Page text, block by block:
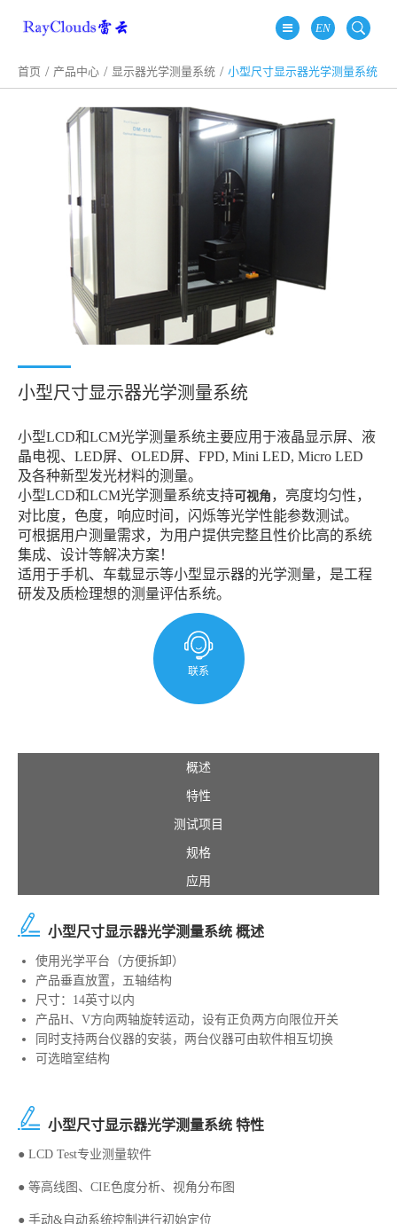
EN
首页 产品中心 显示器光学测量系统 小型尺寸显示器光学测量系统
小型尺寸显示器光学测量系统
小型LCD和LCM光学测量系统主要应用于液晶显示屏、液
晶电视、LED屏、OLED屏、FPD, Mini LED, Micro LED
及各种新型发光材料的测量。
小型LCD和LCM光学测量系统支持可视角 ，亮度均匀性，
对比度，色度，响应时间，闪烁等光学性能参数测试。
可根据用户测量需求，为用户提供完整且性价比高的系统
集成、设计等解决方案！
适用于手机、车载显示等小型显示器的光学测量，是工程
研发及质检理想的测量评估系统。
联系
概述
特性
测试项目
规格
应用
小型尺寸显示器光学测量系统 概述
使用光学平台（方便拆卸）
产品垂直放置，五轴结构
尺寸：14英寸以内
产品H、V方向两轴旋转运动，设有正负两方向限位开关
同时支持两台仪器的安装，两台仪器可由软件相互切换
可选暗室结构
小型尺寸显示器光学测量系统 特性
● LCD Test专业测量软件
● 等高线图、CIE色度分析、视角分布图
● 手动&自动系统控制进行初始定位